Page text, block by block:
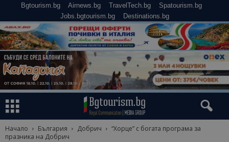
Bgtourism.bg Airnews.bg TravelTech.bg
Spatourism.bg
Jobs.bgtourism.bg
Destinations.bg
Начало България Добрич
“Хорце” с богата програма за
празника на Добрич